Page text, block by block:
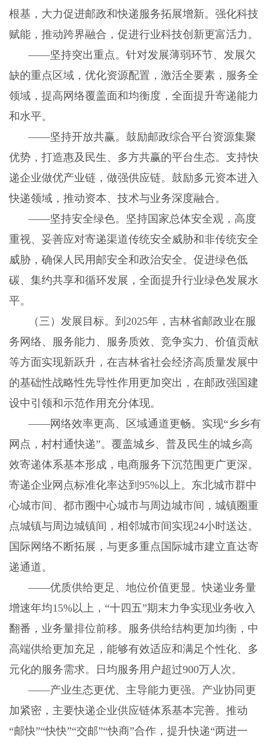
根基，大力促进邮政和快递服务拓展增新。强化科技
赋能，推动跨界融合，促进行业科技创新更富活力。
——坚持突出重点。针对发展薄弱环节、发展欠
缺的重点区域，优化资源配置，激活全要素，服务全
领域，提高网络覆盖面和均衡度，全面提升寄递能力
和水平。
——坚持开放共赢。鼓励邮政综合平台资源集聚
优势，打造惠及民生、多方共赢的平台生态。支持快
递企业做优产业链，做强供应链。鼓励多元资本进入
快递领域，推动资本、技术与业务深度融合。
——坚持安全绿色。坚持国家总体安全观，高度
重视、妥善应对寄递渠道传统安全威胁和非传统安全
威胁，确保人民用邮安全和政治安全。促进绿色低
碳、集约共享和循环发展，全面提升行业绿色发展水
平。
（三）发展目标。到 2025年，吉林省邮政业在服
务网络、服务能力、服务质效、竞争实力、价值贡献
等方面实现新跃升，在吉林省社会经济高质量发展中
的基础性战略性先导性作用更加突出，在邮政强国建
设中引领和示范作用充分体现。
——网络效率更高、区域通道更畅。实现“乡乡有
网点，村村通快递”。覆盖城乡、普及民生的城乡高
效寄递体系基本形成，电商服务下沉范围更广更深。
寄递企业网点标准化率达到95%以上。东北城市群中
心城市间、都市圈中心城市与周边城市间，城镇圈重
点城镇与周边城镇间，相邻城市间实现24小时送达。
国际网络不断拓展，与更多重点国际城市建立直达寄
递通道。
——优质供给更足、地位价值更显。快递业务量
增速年均15%以上，“十四五”期末力争实现业务收入
翻番，业务量排位前移。服务供给结构更加均衡，中
高端供给更加充足，能够有效适应和满足个性化、多
元化的服务需求。日均服务用户超过900万人次。
——产业生态更优、主导能力更强。产业协同更
加紧密，主要快递企业供应链体系基本完善。推动
“邮快”“快快”“交邮”“快商”合作，提升快递“两进一